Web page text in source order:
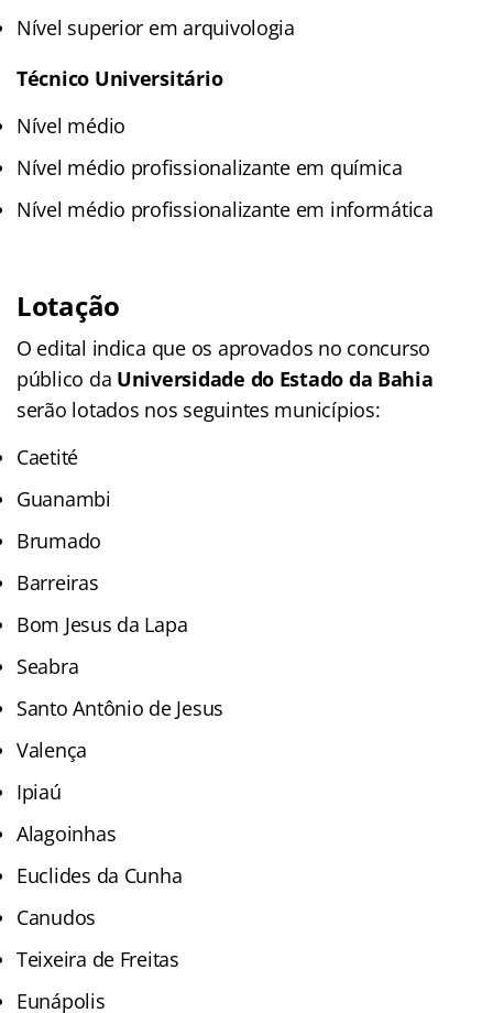
Nível superior em arquivologia
Técnico Universitário
Nível médio
Nível médio profissionalizante em química
Nível médio profissionalizante em informática
Lotação
O edital indica que os aprovados no concurso
público da Universidade do Estado da Bahia
serão lotados nos seguintes municípios:
Caetité
Guanambi
Brumado
Barreiras
Bom Jesus da Lapa
Seabra
Santo Antônio de Jesus
Valença
Ipiaú
Alagoinhas
Euclides da Cunha
Canudos
Teixeira de Freitas
Eunápolis